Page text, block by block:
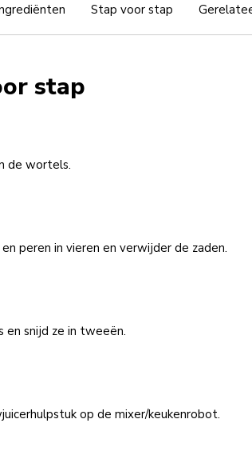
Stap voor stap
stap
de wortels.
peren in vieren en verwijder de zaden.
en snijd ze in tweeën.
op de mixer/keukenrobot.